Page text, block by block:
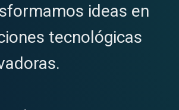
ideas en
tecnológicas